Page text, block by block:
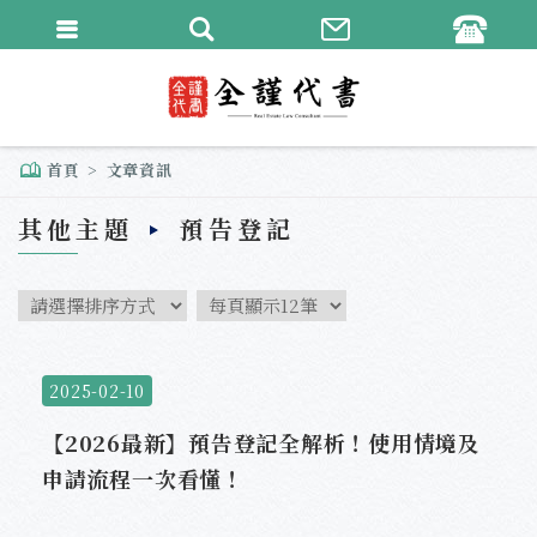
首頁 文章資訊
其他主題 預告登記
2025-02-10
【2026最新】預告登記全解析！使用情境及
申請流程一次看懂！
繁體中文
English